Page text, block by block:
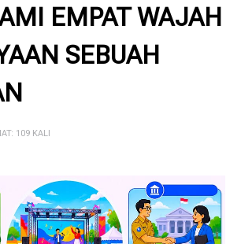
EMPAT WAJAH
SEBUAH
109 KALI